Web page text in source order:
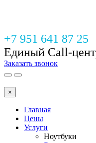
+7 951 641 87 25
Единый Call-
Заказать звонок
×
Главная
Цены
Услуги
Ноутбуки